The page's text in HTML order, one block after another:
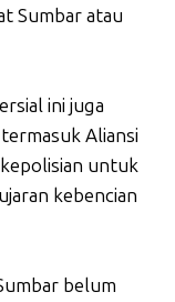
Sumbar atau
ini juga
Aliansi
untuk
kebencian
belum